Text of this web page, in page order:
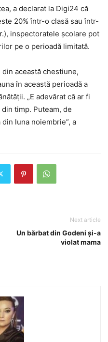
a declarat la Digi24 că
20% într-o clasă sau într-
inspectoratele școlare pot
pe o perioadă limitată.
această chestiune,
în această perioadă a
„E adevărat că ar fi
timp. Puteam, de
luna noiembrie”, a
Next article
Un bărbat din Godeni și-a
violat mama